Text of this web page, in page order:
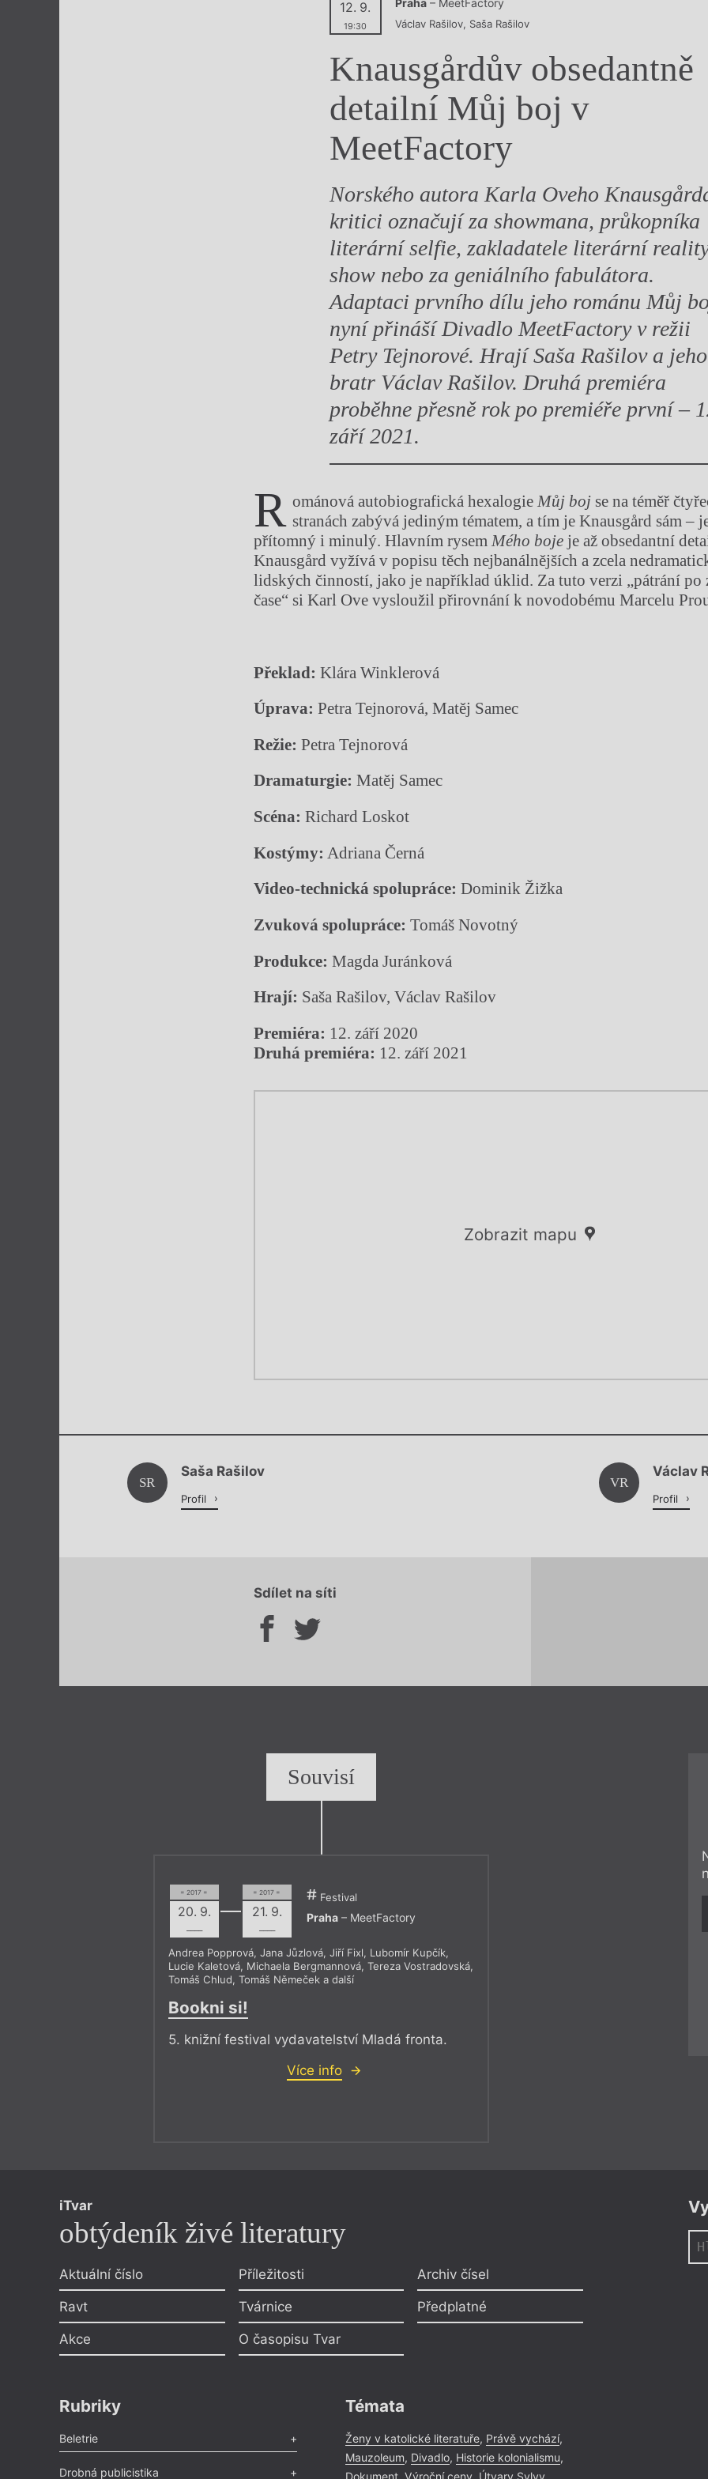
Výroční ceny
12. 9.
19:30
Praha – MeetFactory
Václav Rašilov, Saša Rašilov
Knausgårdův obsedantně
detailní Můj boj v
MeetFactory
Norského autora Karla Oveho
kritici označují za showmana, průkopníka
literární selfie, zakladatele literární
show nebo za geniálního fabulátora.
Adaptaci prvního dílu jeho románu Můj
nyní přináší Divadlo MeetFactory v režii
Petry Tejnorové. Hrají Saša Rašilov a jeho
bratr Václav Rašilov. Druhá premiéra
proběhne přesně rok po premiéře první –
září 2021.
R ománová autobiografická hexalogie Můj bojse na téměř
stranách zabývá jediným tématem, a tím je Knausgård sám –
přítomný i minulý. Hlavním rysem Mého boje je až obsedantní
Knausgård vyžívá v popisu těch nejbanálnějších a zcela
lidských činností, jako je například úklid. Za tuto verzi „pátrání po
čase“ si Karl Ove vysloužil přirovnání k novodobému Marcelu
Překlad: Klára Winklerová
Úprava: Petra Tejnorová, Matěj Samec
Režie: Petra Tejnorová
Dramaturgie: Matěj Samec
Scéna: Richard Loskot
Kostýmy: Adriana Černá
Video-technická spolupráce: Dominik Žižka
Zvuková spolupráce: Tomáš Novotný
Produkce: Magda Juránková
Hrají: Saša Rašilov, Václav Rašilov
Premiéra: 12. září 2020
Druhá premiéra: 12. září 2021
Zobrazit mapu
Chviličku.
SR
Saša Rašilov
Profil
VR
Václav
Profil
Sdílet na síti
Souvisí
= 2017 =
20. 9.
––––
= 2017 =
21. 9.
––––
Festival
Praha – MeetFactory
Andrea Popprová,Jana Jůzlová,Jiří Fixl, Lubomír Kupčík,
Lucie Kaletová, Michaela Bergmannová,Tereza Vostradovská,
Tomáš Chlud,Tomáš Němeček a další
Bookni si!
5. knižní festival vydavatelství Mladá fronta.
Více info
iTvar
obtýdeník živé literatury
Aktuální číslo
Ravt
Akce
Příležitosti
Tvárnice
O časopisu Tvar
Archiv čísel
Předplatné
Rubriky
Beletrie
Poezie,Próza,Dokumenty
Drobná publicistika
Témata
Ženy v katolické literatuře, Právě vychází,
Mauzoleum, Divadlo, Historie kolonialismu,